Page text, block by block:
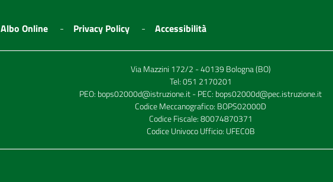
Albo Online Privacy Policy Accessibilità
Via Mazzini 172/2 - 40139 Bologna (BO)
Tel:051 2170201
PEO: bops02000d@istruzione.it- PEC: bops02000d@pec.istruzione.it
Codice Meccanografico: BOPS02000D
Codice Fiscale: 80074870371
Codice Univoco Ufficio: UFEC0B